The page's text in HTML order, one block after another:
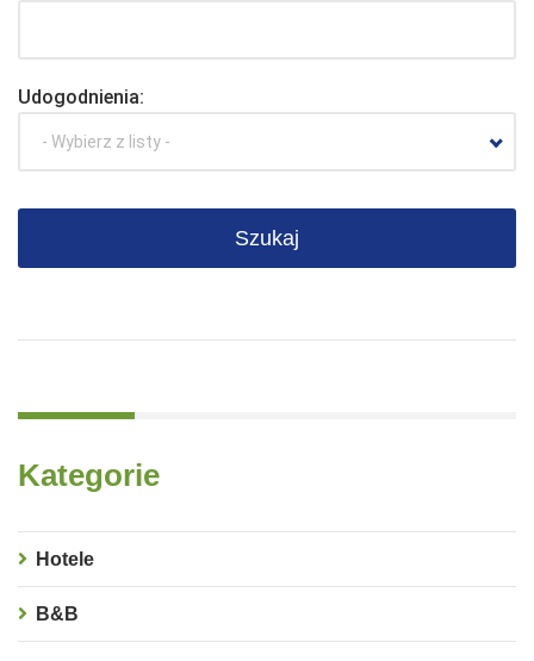
Udogodnienia:
- Wybierz z listy -
Kategorie
Hotele
B&B